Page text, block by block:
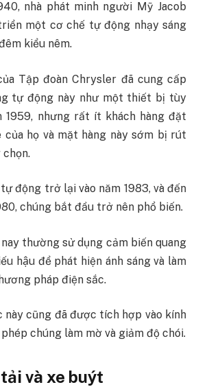
nhà phát minh người Mỹ Jacob
một cơ chế tự động nhạy sáng
kiểu nêm.
Tập đoàn Chrysler đã cung cấp
tự động này như một thiết bị tùy
1959, nhưng rất ít khách hàng đặt
của họ và mặt hàng này sớm bị rút
chọn.
động trở lại vào năm 1983, và đến
chúng bắt đầu trở nên phổ biến.
thường sử dụng cảm biến quang
hậu để phát hiện ánh sáng và làm
pháp điện sắc.
này cũng đã được tích hợp vào kính
chúng làm mờ và giảm độ chói.
và xe buýt